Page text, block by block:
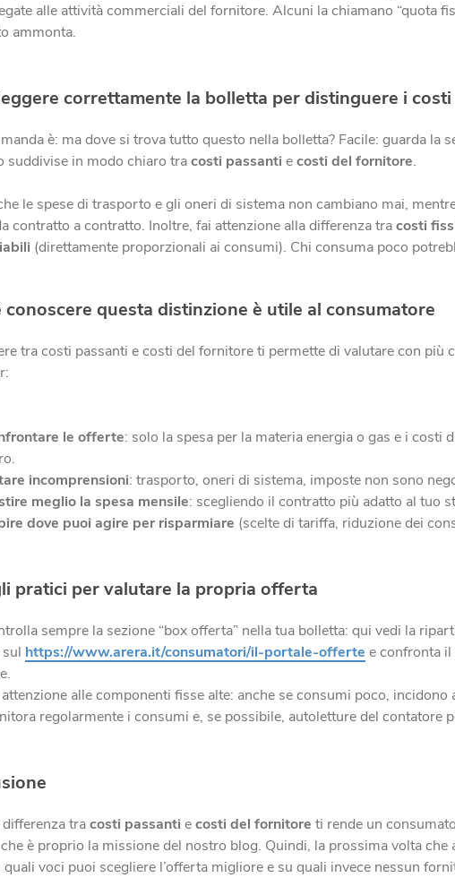
alle attività commerciali del fornitore. Alcuni la chiamano “quota
ammonta.
correttamente la bolletta per distinguere i costi
è: ma dove si trova tutto questo nella bolletta? Facile: guarda la
suddivise in modo chiaro tracosti passanti ecosti del fornitore.
le spese di trasporto e gli oneri di sistema non cambiano mai,
contratto a contratto. Inoltre, fai attenzione alla differenza tracosti
(direttamente proporzionali ai consumi). Chi consuma poco
conoscere questa distinzione è utile al consumatore
tra costi passanti e costi del fornitore ti permette di valutare con più
le offerte: solo la spesa per la materia energia o gas e i
incomprensioni: trasporto, oneri di sistema, imposte non sono
meglio la spesa mensile: scegliendo il contratto più adatto al tuo
dove puoi agire per risparmiare (scelte di tariffa, riduzione dei
pratici per valutare la propria offerta
sempre la sezione “box offerta” nella tua bolletta: qui vedi la
https://www.arera.it/consumatori/il-portale-offerte e confronta
attenzione alle componenti fisse alte: anche se consumi poco,
regolarmente i consumi e, se possibile, autoletture del contatore
tracosti passanti ecosti del fornitore ti rende un
è proprio la missione del nostro blog. Quindi, la prossima volta
quali voci puoi scegliere l’offerta migliore e su quali invece nessun